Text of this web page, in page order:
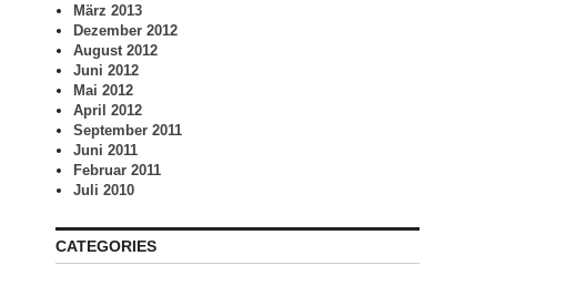
März 2013
Dezember 2012
August 2012
Juni 2012
Mai 2012
April 2012
September 2011
Juni 2011
Februar 2011
Juli 2010
CATEGORIES